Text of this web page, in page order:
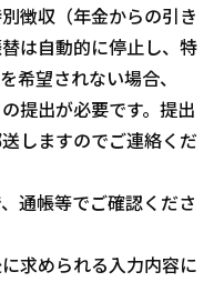
徴収（年金からの引き
は自動的に停止し、特
希望されない場合、
提出が必要です。提出
しますのでご連絡くだ
通帳等でご確認くださ
求められる入力内容に